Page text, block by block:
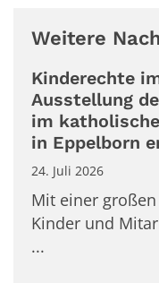
Weitere
Kinderechte
Ausstellung
im
in Eppelborn
24. Juli 2026
Mit einer
Kinder und
...